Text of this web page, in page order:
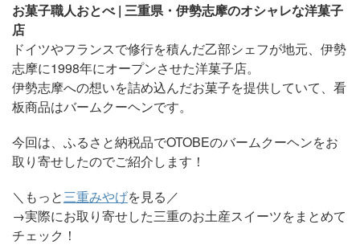
お菓子職人おとべ | 三重県・伊勢志摩のオシャレな洋菓子
店
ドイツやフランスで修行を積んだ乙部シェフが地元、伊勢
志摩に1998年にオープンさせた洋菓子店。
伊勢志摩への想いを詰め込んだお菓子を提供していて、看
板商品はバームクーヘンです。
今回は、ふるさと納税品でOTOBEのバームクーヘンをお
取り寄せしたのでご紹介します！
＼もっと三重みやげを見る／
→実際にお取り寄せした三重のお土産スイーツをまとめて
チェック！